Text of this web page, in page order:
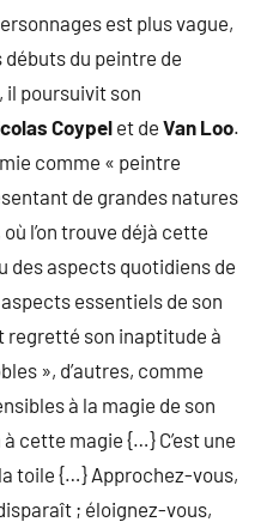
est plus vague,
du peintre de
, il poursuivit son
Coypel et de Van Loo.
comme « peintre
de grandes natures
où l’on trouve déjà cette
des aspects quotidiens de
essentiels de son
son inaptitude à
», d’autres, comme
à la magie de son
cette magie {…} C’est une
toile {…} Approchez-vous,
; éloignez-vous,